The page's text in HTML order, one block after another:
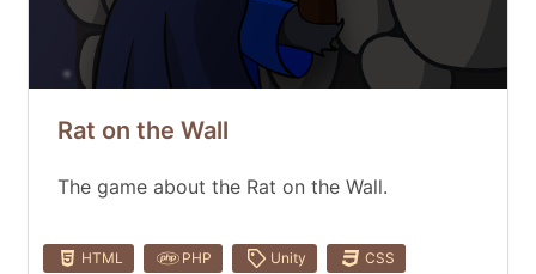
Rat on the Wall
The game about the Rat on the Wall.
HTML PHP Unity CSS